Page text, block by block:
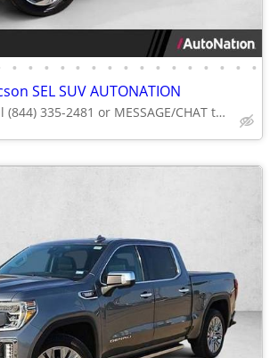
• • • • • • • • • • • • • • • •
SEL SUV AUTONATION
Call (844) 335-2481 or MESSAGE/CHAT to confirm availability